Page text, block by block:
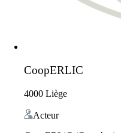
CoopERLIC
4000 Liège
Acteur